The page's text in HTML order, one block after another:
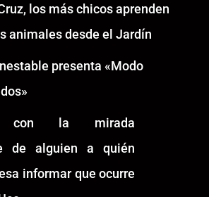
los más chicos aprenden
animales desde el Jardín
presenta «Modo
con la mirada
de alguien a quién
informar que ocurre